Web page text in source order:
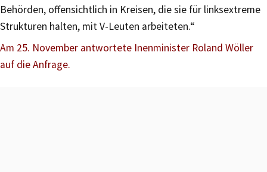
Behörden‚ offensichtlich in Kreisen, die sie für linksextreme
Strukturen halten, mit V-Leuten arbeiteten.“
Am 25. November antwortete Inenminister Roland Wöller
auf die Anfrage.